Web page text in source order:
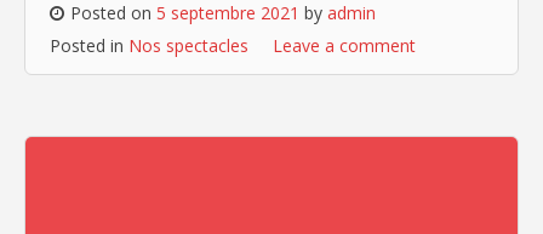
Posted on 5 septembre 2021 by admin
Posted in Nos spectacles Leave a comment